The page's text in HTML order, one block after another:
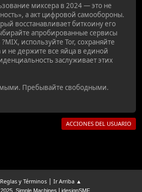
миксера в 2024 — это не
а акт цифровой самообороны.
восстанавливает биткоину его
апробированные сервисы
используйте Tor, сохраняйте
не держите все яйца в единой
заслуживает этих
Пребывайте свободными.
ACCIONES DEL USUARIO
Reglas y Términos | Ir Arriba ▲
Simple Machines idesignSMF